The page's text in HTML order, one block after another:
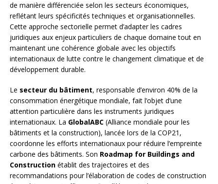
de manière différenciée selon les secteurs économiques,
reflétant leurs spécificités techniques et organisationnelles.
Cette approche sectorielle permet d’adapter les cadres
juridiques aux enjeux particuliers de chaque domaine tout en
maintenant une cohérence globale avec les objectifs
internationaux de lutte contre le changement climatique et de
développement durable.
Le secteur du bâtiment, responsable d’environ 40% de la
consommation énergétique mondiale, fait l’objet d’une
attention particulière dans les instruments juridiques
internationaux. La GlobalABC (Alliance mondiale pour les
bâtiments et la construction), lancée lors de la COP21,
coordonne les efforts internationaux pour réduire l’empreinte
carbone des bâtiments. Son Roadmap for Buildings and
Construction établit des trajectoires et des
recommandations pour l’élaboration de codes de construction